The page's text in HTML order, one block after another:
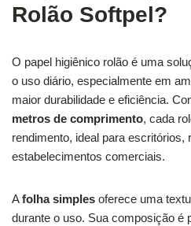
Rolão Softpel?
O papel higiênico rolão é uma
o uso diário, especialmente em
maior durabilidade e eficiência.
metros de comprimento, cada
rendimento, ideal para escritórios,
estabelecimentos comerciais.
Afolha simples oferece uma
durante o uso. Sua composição é